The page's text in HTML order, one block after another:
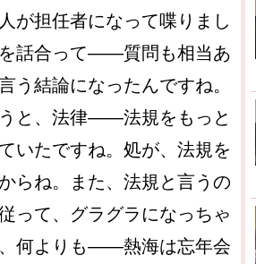
担任者になって喋りまし
話合って――質問も相当あ
う結論になったんですね。
と、法律――法規をもっと
いたですね。処が、法規を
らね。また、法規と言うの
って、グラグラになっちゃ
、何よりも――熱海は忘年会